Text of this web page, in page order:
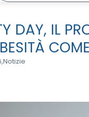
DAY, IL
Notizie